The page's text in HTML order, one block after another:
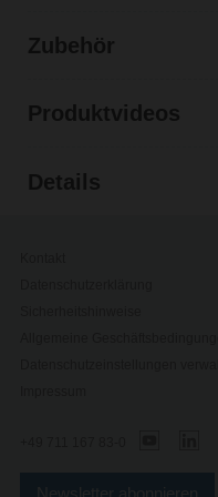
Zubehör
Produktvideos
Details